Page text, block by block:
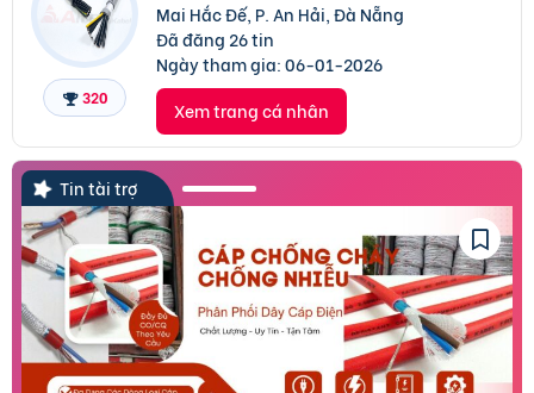
320
Mai Hắc Đế, P. An Hải, Đà Nẵng
Đã đăng 26 tin
Ngày tham gia:06-01-2026
Xem trang cá nhân
Tin tài trợ